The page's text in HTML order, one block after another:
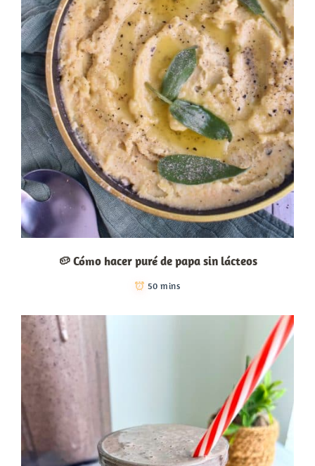
🥔 Cómo hacer puré de papa sin lácteos
50 mins